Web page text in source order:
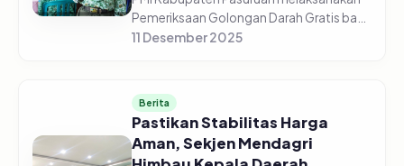
Pemeriksaan Golongan Darah Gratis bagi
5.225 pelajar di 44 sekolah yang tersebar
11 Desember 2025
Berita
Pastikan Stabilitas Harga
Aman, Sekjen Mendagri